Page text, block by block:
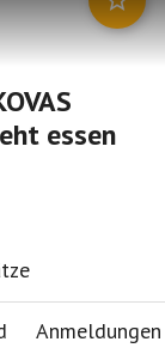
essen
Anmeldungen